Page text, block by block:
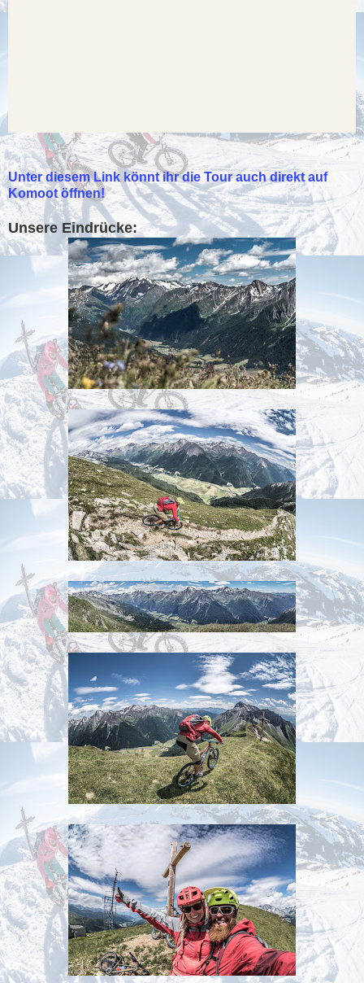
Unter diesem Link könnt ihr die Tour auch direkt auf
Komoot öffnen!
Unsere Eindrücke: